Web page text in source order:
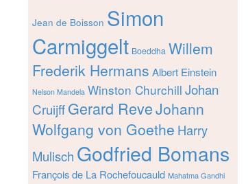
Jean de Boisson Simon
Carmiggelt Boeddha Willem
Frederik Hermans Albert Einstein
Nelson Mandela Winston Churchill Johan
CruijffGerard ReveJohann
Wolfgang von Goethe Harry
Mulisch Godfried Bomans
François de La Rochefoucauld Mahatma Gandhi